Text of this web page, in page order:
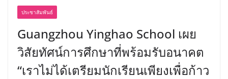
ประชาสัมพันธ์
Guangzhou Yinghao School เผย
วิสัยทัศน์การศึกษาที่พร้อมรับอนาคต
“เราไม่ได้เตรียมนักเรียนเพียงเพื่อก้าว